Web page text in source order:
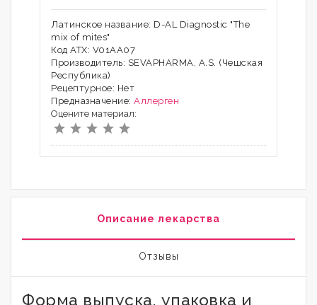
Латинское название: D-AL Diagnostic "The
mix of mites"
Код АТХ: V01AA07
Производитель: SEVAPHARMA, A.S. (Чешская
Республика)
Рецептурное: Нет
Предназначение: Аллерген
Оцените материал:
Описание лекарства
Отзывы
Форма выпуска, упаковка и